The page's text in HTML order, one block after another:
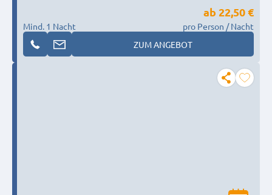
Mind. 1 Nacht
ab 22,50 €
pro Person / Nacht
ZUM ANGEBOT